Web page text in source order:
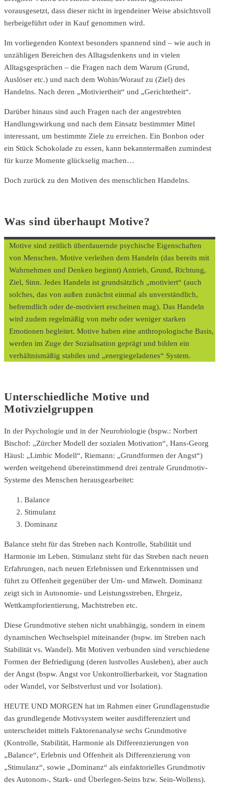
vorausgesetzt, dass dieser nicht in irgendeiner Weise absichtsvoll
herbeigeführt oder in Kauf genommen wird.
Im vorliegenden Kontext besonders spannend sind – wie auch in
unzähligen Bereichen des Alltagsdenkens und in vielen
Alltagsgesprächen – die Fragen nach dem Warum (Grund,
Auslöser etc.) und nach dem Wohin/Worauf zu (Ziel) des
Handelns. Nach deren „Motiviertheit“ und „Gerichtetheit“.
Darüber hinaus sind auch Fragen nach der angestrebten
Handlungswirkung und nach dem Einsatz bestimmter Mittel
interessant, um bestimmte Ziele zu erreichen. Ein Bonbon oder
ein Stück Schokolade zu essen, kann bekanntermaßen zumindest
für kurze Momente glückselig machen…
Doch zurück zu den Motiven des menschlichen Handelns.
Was sind überhaupt Motive?
Motive sind zeitlich überdauernde psychische Eigenschaften
von Menschen. Motive verleihen dem Handeln (das bereits mit
Wahrnehmen und Denken beginnt) Antrieb, Grund, Richtung,
Ziel, Sinn. Jedes Handeln ist grundsätzlich „motiviert“ (auch
solches, das von außen zunächst einmal als unverständlich,
befremdlich oder de-motiviert erscheinen mag). Das Handeln
wird zudem regelmäßig von mehr oder weniger starken
Emotionen begleitet. Motive haben eine anthropologische Basis,
werden im Zuge der Sozialisation geprägt und bilden ein
verhältnismäßig stabiles und „energiegeladenes“ System.
Unterschiedliche Motive und
Motivzielgruppen
In der Psychologie und in der Neurobiologie (bspw.: Norbert
Bischof: „Zürcher Modell der sozialen Motivation“, Hans-Georg
Häusl: „Limbic Modell“, Riemann: „Grundformen der Angst“)
werden weitgehend übereinstimmend drei zentrale Grundmotiv-
Systeme des Menschen herausgearbeitet:
Balance
Stimulanz
Dominanz
Balance steht für das Streben nach Kontrolle, Stabilität und
Harmonie im Leben. Stimulanz steht für das Streben nach neuen
Erfahrungen, nach neuen Erlebnissen und Erkenntnissen und
führt zu Offenheit gegenüber der Um- und Mitwelt. Dominanz
zeigt sich in Autonomie- und Leistungsstreben, Ehrgeiz,
Wettkampforientierung, Machtstreben etc.
Diese Grundmotive stehen nicht unabhängig, sondern in einem
dynamischen Wechselspiel miteinander (bspw. im Streben nach
Stabilität vs. Wandel). Mit Motiven verbunden sind verschiedene
Formen der Befriedigung (deren lustvolles Ausleben), aber auch
der Angst (bspw. Angst vor Unkontrollierbarkeit, vor Stagnation
oder Wandel, vor Selbstverlust und vor Isolation).
HEUTE UND MORGEN hat im Rahmen einer Grundlagenstudie
das grundlegende Motivsystem weiter ausdifferenziert und
unterscheidet mittels Faktorenanalyse sechs Grundmotive
(Kontrolle, Stabilität, Harmonie als Differenzierungen von
„Balance“, Erlebnis und Offenheit als Differenzierung von
„Stimulanz“, sowie „Dominanz“ als einfaktorielles Grundmotiv
des Autonom-, Stark- und Überlegen-Seins bzw. Sein-Wollens).